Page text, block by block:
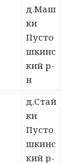
д.Маш
ки
Пусто
шкинс
кий р-
н
д.Стай
ки
Пусто
шкинс
кий р-